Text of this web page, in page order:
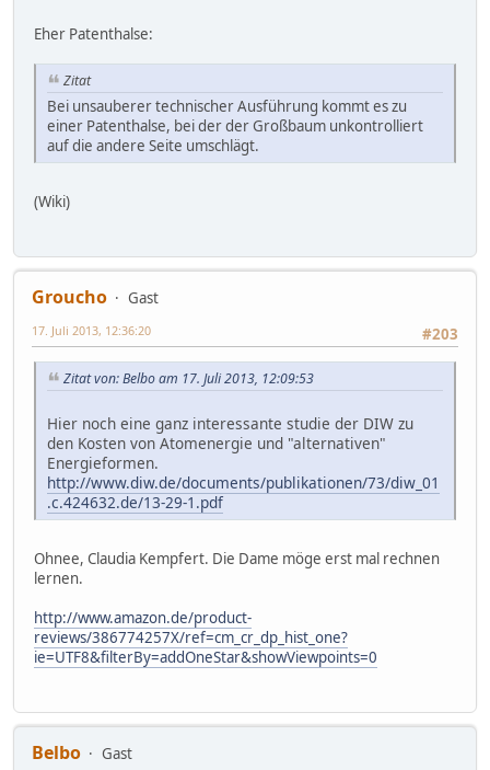
Eher Patenthalse:
Zitat
Bei unsauberer technischer Ausführung kommt es zu
einer Patenthalse, bei der der Großbaum unkontrolliert
auf die andere Seite umschlägt.
(Wiki)
Groucho
Gast
#203
17. Juli 2013, 12:36:20
Zitat von: Belbo am 17. Juli 2013, 12:09:53
Hier noch eine ganz interessante studie der DIW zu
den Kosten von Atomenergie und "alternativen"
Energieformen.
http://www.diw.de/documents/publikationen/73/diw_01
.c.424632.de/13-29-1.pdf
Ohnee, Claudia Kempfert. Die Dame möge erst mal rechnen
lernen.
http://www.amazon.de/product-
reviews/386774257X/ref=cm_cr_dp_hist_one?
ie=UTF8&filterBy=addOneStar&showViewpoints=0
Belbo
Gast